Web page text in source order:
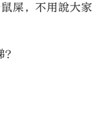
屎，不用說大家